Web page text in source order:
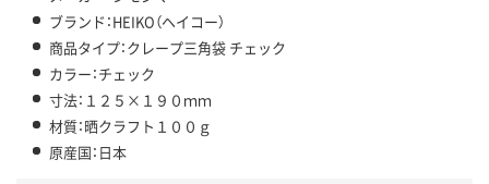
ブランド：HEIKO（ヘイコー）
商品タイプ：クレープ三角袋 チェック
カラー：チェック
寸法：１２５×１９０ｍｍ
材質：晒クラフト１００ｇ
原産国：日本